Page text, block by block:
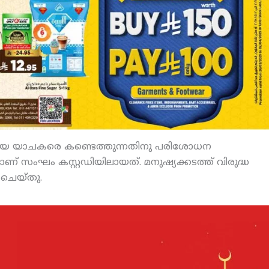
യാചകരെ കണ്ടെത്തുന്നതിനു പരിശോധന
സംഘം കസ്റ്റഡിയിലായത്. മനുഷ്യക്കടത്ത് വിരുദ്ധ
ചെയ്തു.